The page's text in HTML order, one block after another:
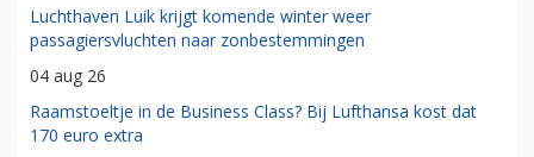
Luchthaven Luik krijgt komende winter weer
passagiersvluchten naar zonbestemmingen
04 aug 26
Raamstoeltje in de Business Class? Bij Lufthansa kost dat
170 euro extra